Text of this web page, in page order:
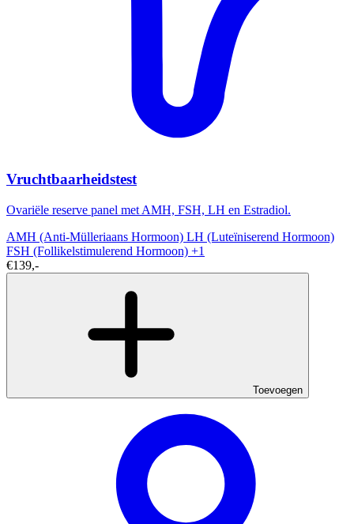
Vruchtbaarheidstest
Ovariële reserve panel met AMH, FSH, LH en Estradiol.
AMH (Anti-Mülleriaans Hormoon) LH (Luteïniserend Hormoon)
FSH (Follikelstimulerend Hormoon) +1
€139,-
Toevoegen